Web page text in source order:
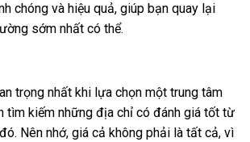
chóng và hiệu quả, giúp bạn quay lại
sớm nhất có thể.
trọng nhất khi lựa chọn một trung tâm
tìm kiếm những địa chỉ có đánh giá tốt từ
Nên nhớ, giá cả không phải là tất cả, vì